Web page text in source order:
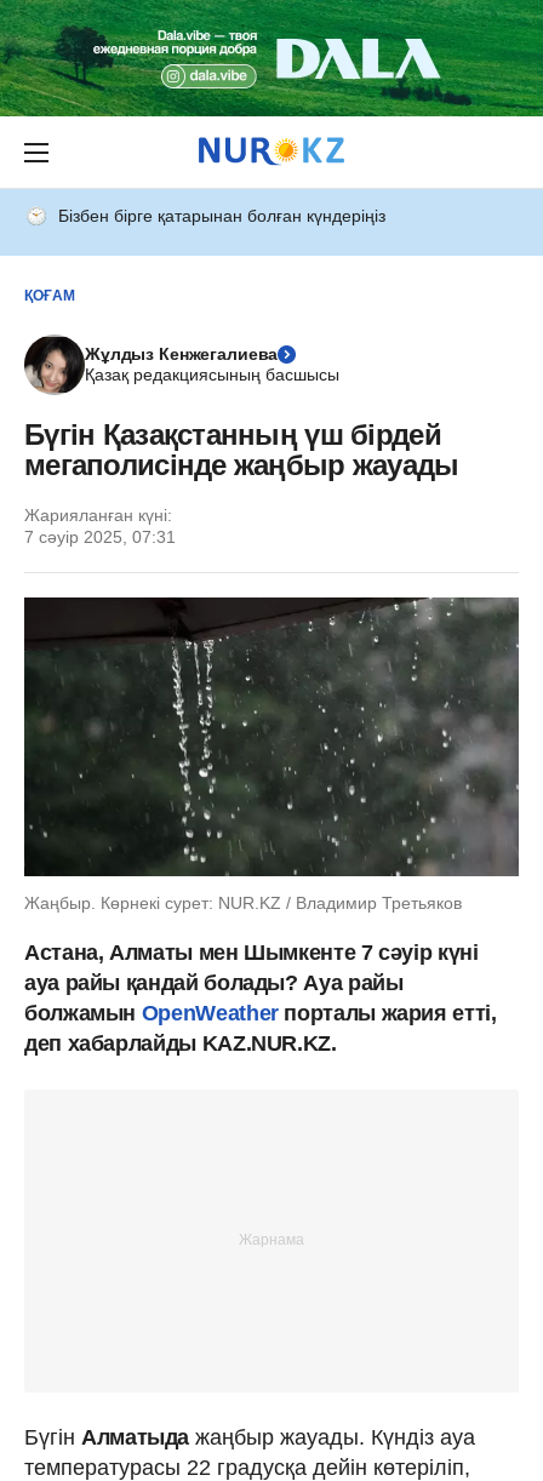
Бізбен бірге қатарынан болған күндеріңіз
ҚОҒАМ
Жұлдыз Кенжегалиева
Қазақ редакциясының басшысы
Бүгін Қазақстанның үш бірдей
мегаполисінде жаңбыр жауады
Жарияланған күні:
7 сәуір 2025, 07:31
Жаңбыр. Көрнекі сурет: NUR.KZ / Владимир Третьяков
Астана, Алматы мен Шымкенте 7 сәуір күні
ауа райы қандай болады? Ауа райы
болжамын OpenWeatherпорталы жария етті,
деп хабарлайды KAZ.NUR.KZ.
Бүгін Алматыда жаңбыр жауады. Күндіз ауа
температурасы 22 градусқа дейін көтеріліп,